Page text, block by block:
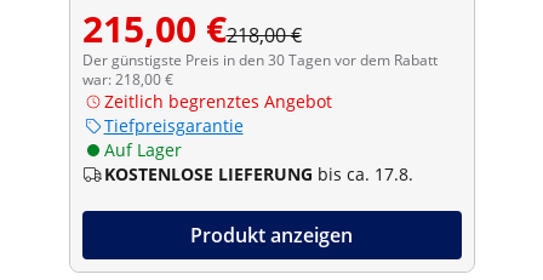
215,00 €218,00 €
Der günstigste Preis in den 30 Tagen vor dem Rabatt
war: 218,00 €
Zeitlich begrenztes Angebot
Tiefpreisgarantie
Auf Lager
KOSTENLOSE LIEFERUNG bis ca. 17.8.
Produkt anzeigen